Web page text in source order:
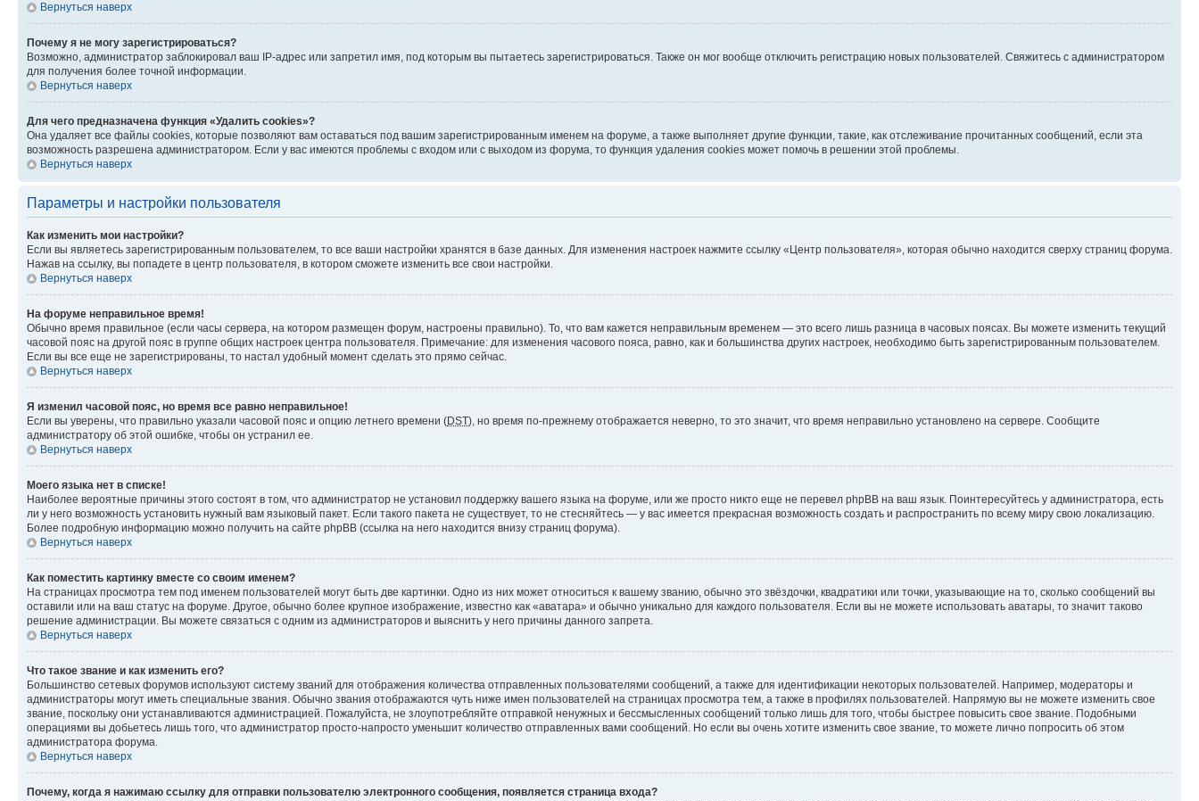
Вернуться наверх
Почему я не могу зарегистрироваться?
Возможно, администратор заблокировал ваш IP-адрес или запретил имя, под которым вы пытаетесь зарегистрироваться. Также он мог вообще отключить регистрацию новых пользователей. Свяжитесь с администратором
для получения более точной информации.
Вернуться наверх
Для чего предназначена функция «Удалить cookies»?
Она удаляет все файлы cookies, которые позволяют вам оставаться под вашим зарегистрированным именем на форуме, а также выполняет другие функции, такие, как отслеживание прочитанных сообщений, если эта
возможность разрешена администратором. Если у вас имеются проблемы с входом или с выходом из форума, то функция удаления cookies может помочь в решении этой проблемы.
Вернуться наверх
Параметры и настройки пользователя
Как изменить мои настройки?
Если вы являетесь зарегистрированным пользователем, то все ваши настройки хранятся в базе данных. Для изменения настроек нажмите ссылку «Центр пользователя», которая обычно находится сверху страниц форума.
Нажав на ссылку, вы попадете в центр пользователя, в котором сможете изменить все свои настройки.
Вернуться наверх
На форуме неправильное время!
Обычно время правильное (если часы сервера, на котором размещен форум, настроены правильно). То, что вам кажется неправильным временем — это всего лишь разница в часовых поясах. Вы можете изменить текущий
часовой пояс на другой пояс в группе общих настроек центра пользователя. Примечание: для изменения часового пояса, равно, как и большинства других настроек, необходимо быть зарегистрированным пользователем.
Если вы все еще не зарегистрированы, то настал удобный момент сделать это прямо сейчас.
Вернуться наверх
Я изменил часовой пояс, но время все равно неправильное!
Если вы уверены, что правильно указали часовой пояс и опцию летнего времени (DST), но время по-прежнему отображается неверно, то это значит, что время неправильно установлено на сервере. Сообщите
администратору об этой ошибке, чтобы он устранил ее.
Вернуться наверх
Моего языка нет в списке!
Наиболее вероятные причины этого состоят в том, что администратор не установил поддержку вашего языка на форуме, или же просто никто еще не перевел phpBB на ваш язык. Поинтересуйтесь у администратора, есть
ли у него возможность установить нужный вам языковый пакет. Если такого пакета не существует, то не стесняйтесь — у вас имеется прекрасная возможность создать и распространить по всему миру свою локализацию.
Более подробную информацию можно получить на сайте phpBB (ссылка на него находится внизу страниц форума).
Вернуться наверх
Как поместить картинку вместе со своим именем?
На страницах просмотра тем под именем пользователей могут быть две картинки. Одно из них может относиться к вашему званию, обычно это звёздочки, квадратики или точки, указывающие на то, сколько сообщений вы
оставили или на ваш статус на форуме. Другое, обычно более крупное изображение, известно как «аватара» и обычно уникально для каждого пользователя. Если вы не можете использовать аватары, то значит таково
решение администрации. Вы можете связаться с одним из администраторов и выяснить у него причины данного запрета.
Вернуться наверх
Что такое звание и как изменить его?
Большинство сетевых форумов используют систему званий для отображения количества отправленных пользователями сообщений, а также для идентификации некоторых пользователей. Например, модераторы и
администраторы могут иметь специальные звания. Обычно звания отображаются чуть ниже имен пользователей на страницах просмотра тем, а также в профилях пользователей. Напрямую вы не можете изменить свое
звание, поскольку они устанавливаются администрацией. Пожалуйста, не злоупотребляйте отправкой ненужных и бессмысленных сообщений только лишь для того, чтобы быстрее повысить свое звание. Подобными
операциями вы добьетесь лишь того, что администратор просто-напросто уменьшит количество отправленных вами сообщений. Но если вы очень хотите изменить свое звание, то можете лично попросить об этом
администратора форума.
Вернуться наверх
Почему, когда я нажимаю ссылку для отправки пользователю электронного сообщения, появляется страница входа?